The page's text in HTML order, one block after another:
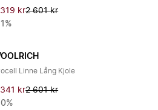
kr2 601 kr
Linne Lång Kjole
kr2 601 kr